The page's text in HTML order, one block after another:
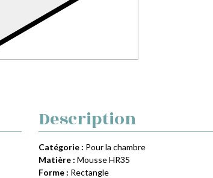
Description
Catégorie : Pour la chambre
Matière : Mousse HR35
Forme : Rectangle